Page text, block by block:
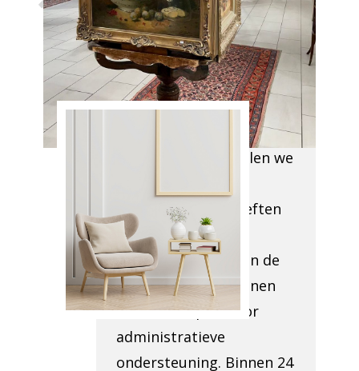
met de hulp
van Antiek
Opkoper
ANDENNE
Wanneer we uw locatie
bezoeken, beoordelen we
verwijderingsbehoeften
en controleren de
toegankelijkheid van de
ruimtes. We verkennen
tevens de optie voor
administratieve
ondersteuning. Binnen 24